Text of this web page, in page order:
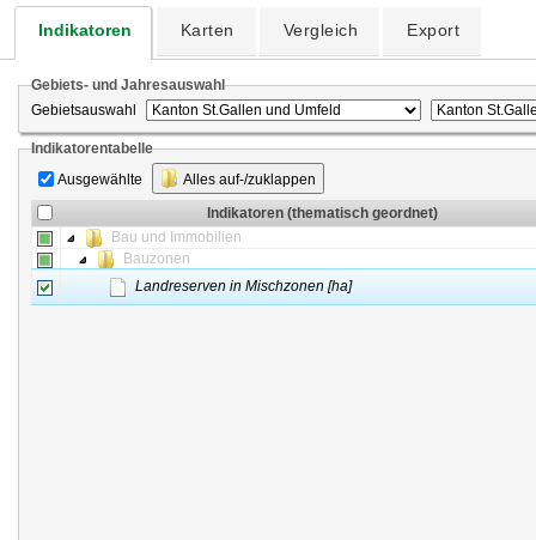
Indikatoren Karten Vergleich Export
Gebiets- und Jahresauswahl
Gebietsauswahl
Indikatorentabelle
Ausgewählte
Alles auf-/zuklappen
Indikatoren (thematisch geordnet)
Bau und Immobilien
Bauzonen
Landreserven in Mischzonen [ha]